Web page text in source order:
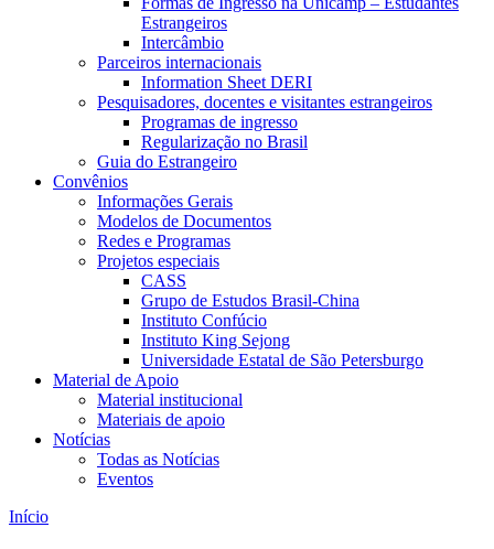
Estrangeiros
Intercâmbio
Parceiros internacionais
Information Sheet DERI
Pesquisadores, docentes e visitantes estrangeiros
Programas de ingresso
Regularização no Brasil
Guia do Estrangeiro
Convênios
Informações Gerais
Modelos de Documentos
Redes e Programas
Projetos especiais
CASS
Grupo de Estudos Brasil-China
Instituto Confúcio
Instituto King Sejong
Universidade Estatal de São Petersburgo
Material de Apoio
Material institucional
Materiais de apoio
Notícias
Todas as Notícias
Eventos
Início